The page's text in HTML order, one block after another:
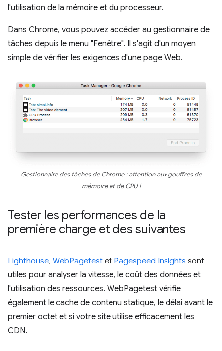
l'utilisation de la mémoire et du processeur.
Dans Chrome, vous pouvez accéder au gestionnaire de
tâches depuis le menu "Fenêtre". Il s'agit d'un moyen
simple de vérifier les exigences d'une page Web.
Gestionnaire des tâches de Chrome : attention aux gouffres de
mémoire et de CPU !
Tester les performances de la
première charge et des suivantes
Lighthouse, WebPagetest et Pagespeed Insights sont
utiles pour analyser la vitesse, le coût des données et
l'utilisation des ressources. WebPagetest vérifie
également le cache de contenu statique, le délai avant le
premier octet et si votre site utilise efficacement les
CDN.